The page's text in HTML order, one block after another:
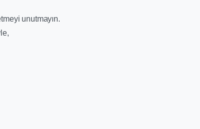
unutmayın.